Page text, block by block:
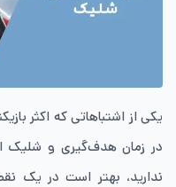
یکی از اشتباهاتی که اکثر
در زمان هدف‌گیری و شلیک
ندارید، بهتر است در یک